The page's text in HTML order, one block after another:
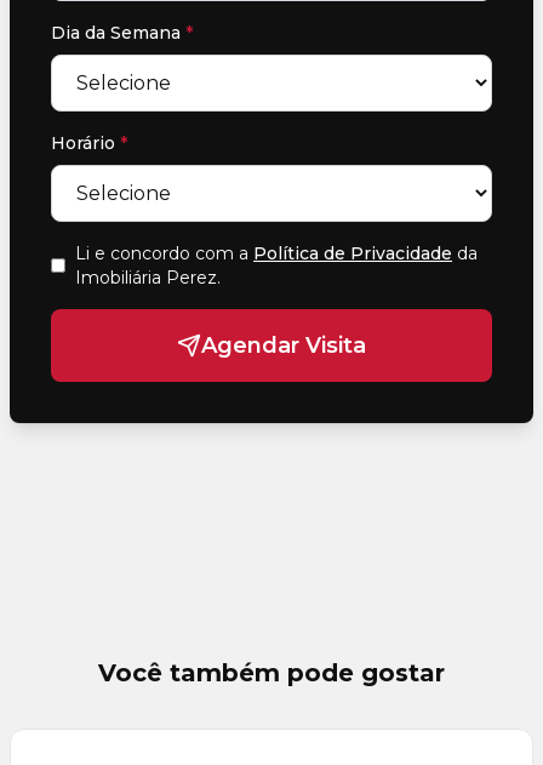
Dia da Semana *
Horário *
Li e concordo com a Política de Privacidade da
Imobiliária Perez.
Agendar Visita
Você também pode gostar